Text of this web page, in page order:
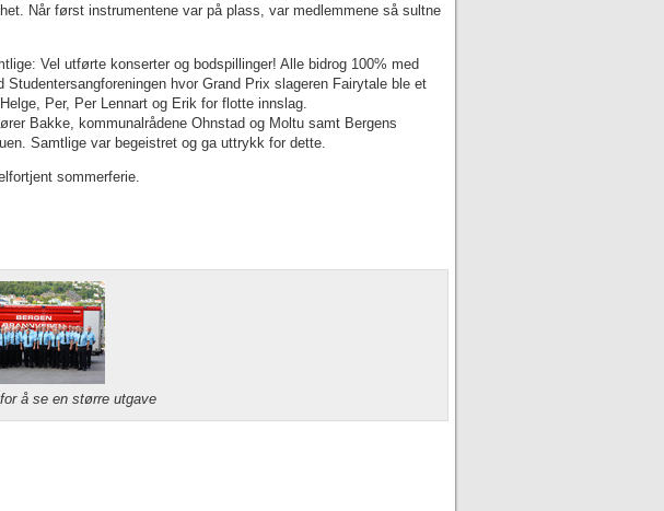
Når først instrumentene var på plass, var medlemmene så sultne
Vel utførte konserter og bodspillinger! Alle bidrog 100% med
hvor Grand Prix slageren Fairytale ble et
Per, Per Lennart og Erik for flotte innslag.
Bakke, kommunalrådene Ohnstad og Moltu samt Bergens
Samtlige var begeistret og ga uttrykk for dette.
sommerferie.
å se en større utgave